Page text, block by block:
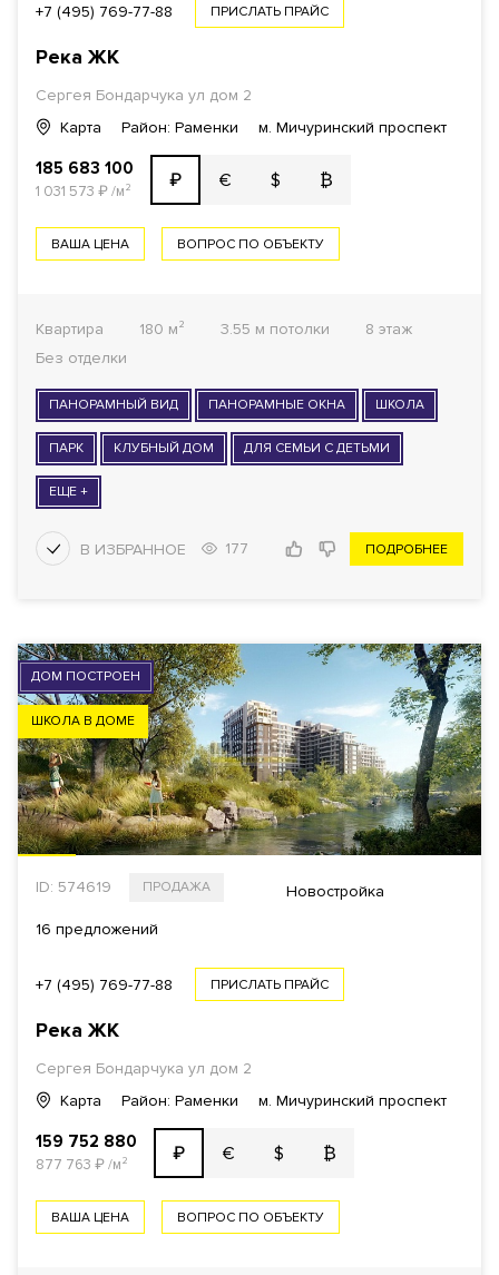
+7 (495) 769-77-88 ПРИСЛАТЬ ПРАЙС
Река ЖК
Сергея Бондарчука ул дом 2
Карта
Район: Раменки м. Мичуринский проспект
185 683 100
1 031 573 ₽/м² ₽ € $ ₿
ВАША ЦЕНА ВОПРОС ПО ОБЪЕКТУ
Квартира 180 м² 3.55 м потолки
8 этаж
Без отделки
ПАНОРАМНЫЙ ВИД ПАНОРАМНЫЕ ОКНА ШКОЛА
ПАРК КЛУБНЫЙ ДОМ ДЛЯ СЕМЬИ С ДЕТЬМИ
ЕЩЕ +
177 ПОДРОБНЕЕ
ДОМ ПОСТРОЕН
ШКОЛА В ДОМЕ
ID: 574619 ПРОДАЖА Новостройка
16 предложений
+7 (495) 769-77-88 ПРИСЛАТЬ ПРАЙС
Река ЖК
Сергея Бондарчука ул дом 2
Карта
Район: Раменки м. Мичуринский проспект
159 752 880
877 763 ₽/м² ₽ € $ ₿
ВАША ЦЕНА ВОПРОС ПО ОБЪЕКТУ